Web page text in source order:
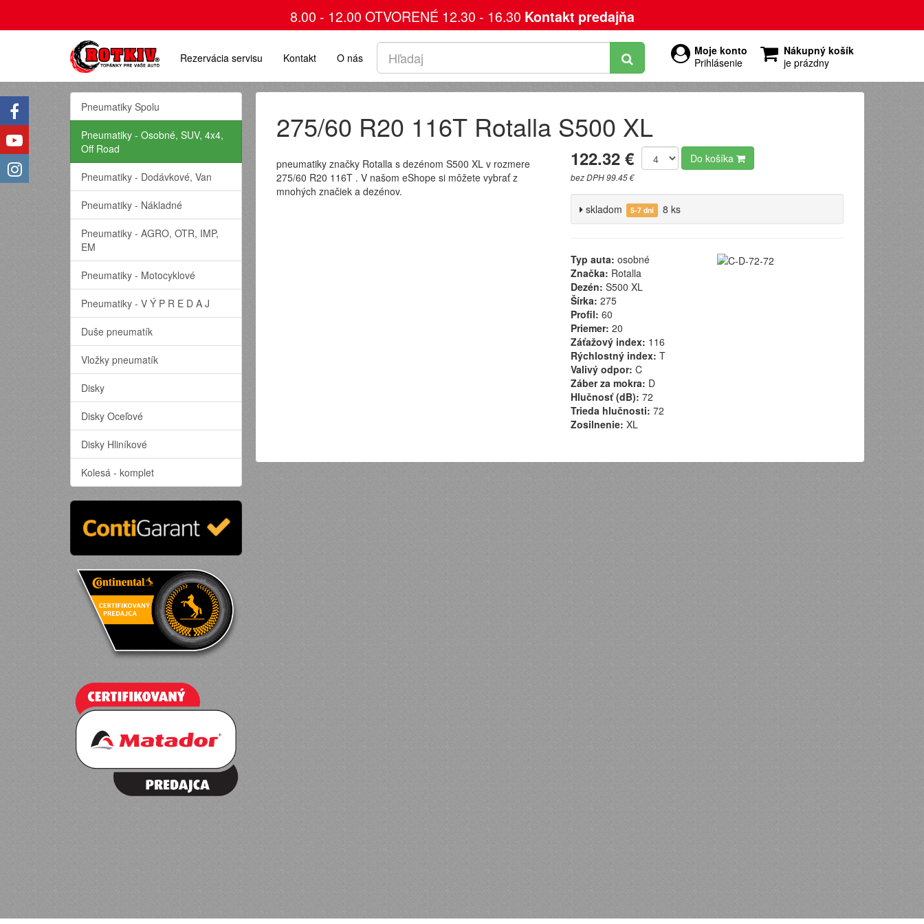
8.00 - 12.00 OTVORENÉ 12.30 - 16.30 Kontakt predajňa
Moje konto
Prihlásenie
Nákupný košík
je prázdny
Rezervácia servisu Kontakt O nás
275/60 R20 116T Rotalla S500 XL
pneumatiky značky Rotalla s dezénom S500 XL v rozmere
275/60 R20 116T . V našom eShope si môžete vybrať z
mnohých značiek a dezénov.
122.32 €
bez DPH 99.45 €
Do košíka
skladom 5-7 dní 8 ks
Typ auta: osobné
Značka: Rotalla
Dezén: S500 XL
Šírka: 275
Profil: 60
Priemer: 20
Záťažový index: 116
Rýchlostný index: T
Valivý odpor: C
Záber za mokra: D
Hlučnosť (dB): 72
Trieda hlučnosti: 72
Zosilnenie: XL
Pneumatiky Spolu
Pneumatiky - Osobné, SUV, 4x4,
Off Road
Pneumatiky - Dodávkové, Van
Pneumatiky - Nákladné
Pneumatiky - AGRO, OTR, IMP,
EM
Pneumatiky - Motocyklové
Pneumatiky - V Ý P R E D A J
Duše pneumatík
Vložky pneumatík
Disky
Disky Oceľové
Disky Hliníkové
Kolesá - komplet